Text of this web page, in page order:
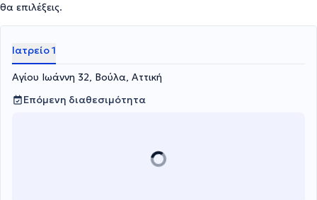
θα επιλέξεις.
Ιατρείο 1
Αγίου Ιωάννη 32, Βούλα, Αττική
Επόμενη διαθεσιμότητα